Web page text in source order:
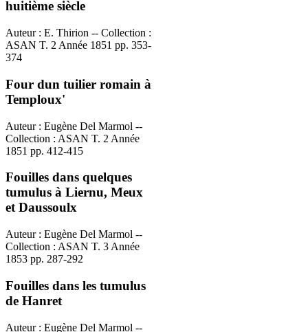
huitième siècle
Auteur : E. Thirion -- Collection :
ASAN T. 2 Année 1851 pp. 353-
374
Four dun tuilier romain à
Temploux'
Auteur : Eugène Del Marmol --
Collection : ASAN T. 2 Année
1851 pp. 412-415
Fouilles dans quelques
tumulus à Liernu, Meux
et Daussoulx
Auteur : Eugène Del Marmol --
Collection : ASAN T. 3 Année
1853 pp. 287-292
Fouilles dans les tumulus
de Hanret
Auteur : Eugène Del Marmol --